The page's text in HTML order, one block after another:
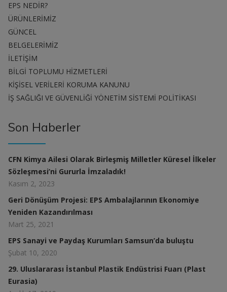
EPS NEDİR?
ÜRÜNLERİMİZ
GÜNCEL
BELGELERİMİZ
İLETİŞİM
BİLGİ TOPLUMU HİZMETLERİ
KİŞİSEL VERİLERİ KORUMA KANUNU
İŞ SAĞLIĞI VE GÜVENLİĞİ YÖNETİM SİSTEMİ POLİTİKASI
Son Haberler
CFN Kimya Ailesi Olarak Birleşmiş Milletler Küresel İlkeler
Sözleşmesi’ni Gururla İmzaladık!
Kasım 2, 2023
Geri Dönüşüm Projesi: EPS Ambalajlarının Ekonomiye
Yeniden Kazandırılması
Mart 25, 2021
EPS Sanayi ve Paydaş Kurumları Samsun’da buluştu
Şubat 10, 2020
29. Uluslararası İstanbul Plastik Endüstrisi Fuarı (Plast
Eurasia)